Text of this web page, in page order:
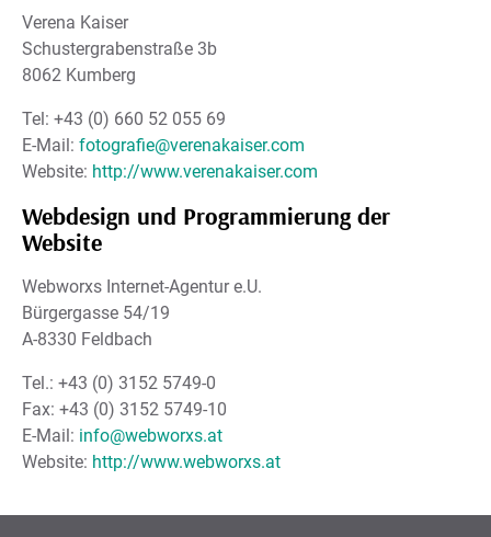
Verena Kaiser
Schustergrabenstraße 3b
8062 Kumberg
Tel: +43 (0) 660 52 055 69
E-Mail: fotografie@verenakaiser.com
Website: http://www.verenakaiser.com
Webdesign und Programmierung der
Website
Webworxs Internet-Agentur e.U.
Bürgergasse 54/19
A-8330 Feldbach
Tel.: +43 (0) 3152 5749-0
Fax: +43 (0) 3152 5749-10
E-Mail: info@webworxs.at
Website: http://www.webworxs.at